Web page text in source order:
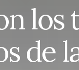
los
de